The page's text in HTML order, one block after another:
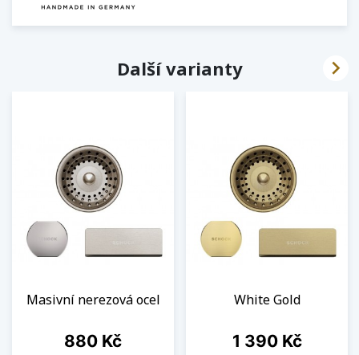
Další varianty
Masivní nerezová ocel
Cena
880 Kč
White Gold
Cena
1 390 Kč
